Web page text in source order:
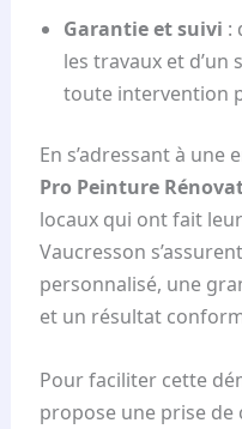
Garantie et suivi :
les travaux et d’un
toute intervention
En s’adressant à
Pro Peinture
locaux qui ont fait
Vaucresson
personnalisé, une
et un résultat
Pour faciliter cette
propose une prise